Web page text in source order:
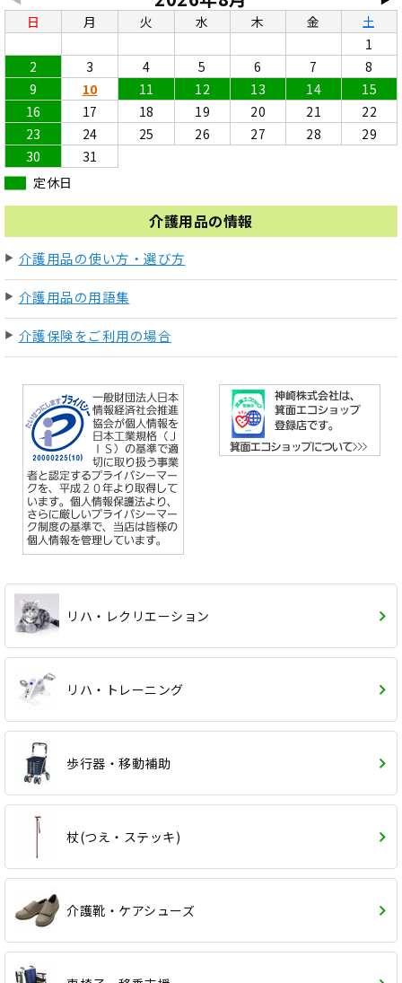
日 月 火 水 木 金
土
1
2
3 4 5 6 7
8
9
10 11 12 13 14
15
16
17 18 19 20 21
22
23
24 25 26 27 28
29
30
31
定休日
介護用品の情報
介護用品の使い方・選び方
介護用品の用語集
介護保険をご利用の場合
リハ・レクリエーション
リハ・トレーニング
歩行器・移動補助
杖(つえ・ステッキ)
介護靴・ケアシューズ